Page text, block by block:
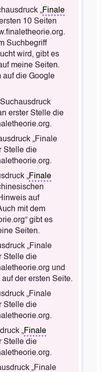
„Finale
10 Seiten
Suchbegriff
wird, gibt es
meine Seiten.
auf die Google
erster Stelle die
„Finale
Stelle die
„Finale
auf
mit dem
gibt es
Seiten.
„Finale
Stelle die
und
der ersten Seite.
„Finale
Stelle die
„Finale
Stelle die
„Finale